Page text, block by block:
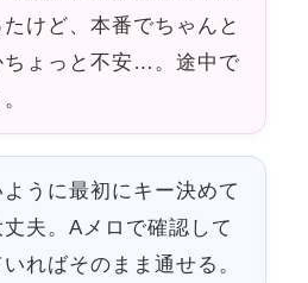
けど、本番でちゃんと
ちょっと不安…。途中で
うに最初にキー決めて
丈夫。Aメロで確認して
ればそのまま通せる。